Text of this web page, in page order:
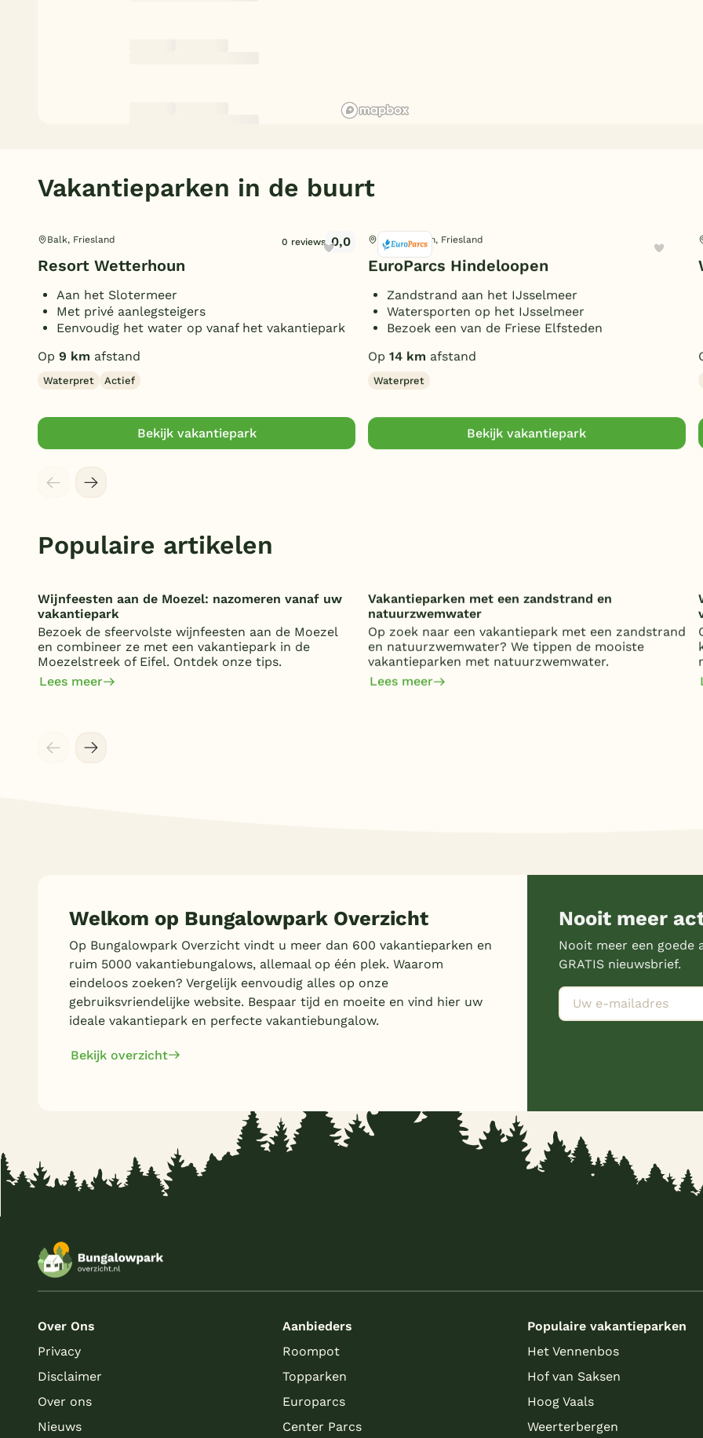
Vakantieparken in de buurt
Balk, Friesland 0 reviews 0,0
Resort Wetterhoun
Aan het Slotermeer
Met privé aanlegsteigers
Eenvoudig het water op vanaf het vakantiepark
Op 9 km afstand
Waterpret Actief
Bekijk vakantiepark
Hindeloopen, Friesland
EuroParcs Hindeloopen
Zandstrand aan het IJsselmeer
Watersporten op het IJsselmeer
Bezoek een van de Friese Elfsteden
Op 14 km afstand
Waterpret
Bekijk vakantiepark
Populaire artikelen
Wijnfeesten aan de Moezel: nazomeren vanaf uw
vakantiepark
Bezoek de sfeervolste wijnfeesten aan de Moezel
en combineer ze met een vakantiepark in de
Moezelstreek of Eifel. Ontdek onze tips.
Lees meer
Vakantieparken met een zandstrand en
natuurzwemwater
Op zoek naar een vakantiepark met een zandstrand
en natuurzwemwater? We tippen de mooiste
vakantieparken met natuurzwemwater.
Lees meer
Welkom op Bungalowpark Overzicht
Op Bungalowpark Overzicht vindt u meer dan 600 vakantieparken en
ruim 5000 vakantiebungalows, allemaal op één plek. Waarom
eindeloos zoeken? Vergelijk eenvoudig alles op onze
gebruiksvriendelijke website. Bespaar tijd en moeite en vind hier uw
ideale vakantiepark en perfecte vakantiebungalow.
Bekijk overzicht
Nooit meer
Nooit meer een goede
GRATIS nieuwsbrief.
Over Ons
Privacy
Disclaimer
Over ons
Nieuws
Aanbieders
Roompot
Topparken
Europarcs
Center Parcs
Populaire vakantieparken
Het Vennenbos
Hof van Saksen
Hoog Vaals
Weerterbergen